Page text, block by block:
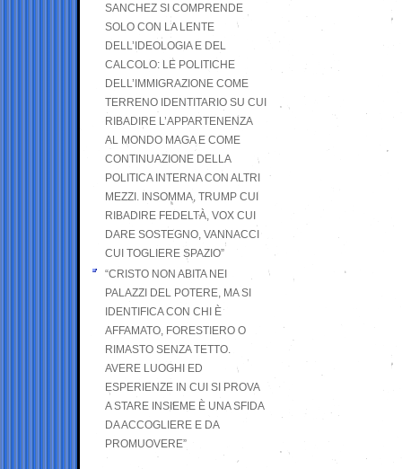
SANCHEZ SI COMPRENDE
SOLO CON LA LENTE
DELL’IDEOLOGIA E DEL
CALCOLO: LE POLITICHE
DELL’IMMIGRAZIONE COME
TERRENO IDENTITARIO SU CUI
RIBADIRE L’APPARTENENZA
AL MONDO MAGA E COME
CONTINUAZIONE DELLA
POLITICA INTERNA CON ALTRI
MEZZI. INSOMMA, TRUMP CUI
RIBADIRE FEDELTÀ, VOX CUI
DARE SOSTEGNO, VANNACCI
CUI TOGLIERE SPAZIO”
“CRISTO NON ABITA NEI
PALAZZI DEL POTERE, MA SI
IDENTIFICA CON CHI È
AFFAMATO, FORESTIERO O
RIMASTO SENZA TETTO.
AVERE LUOGHI ED
ESPERIENZE IN CUI SI PROVA
A STARE INSIEME È UNA SFIDA
DA ACCOGLIERE E DA
PROMUOVERE”